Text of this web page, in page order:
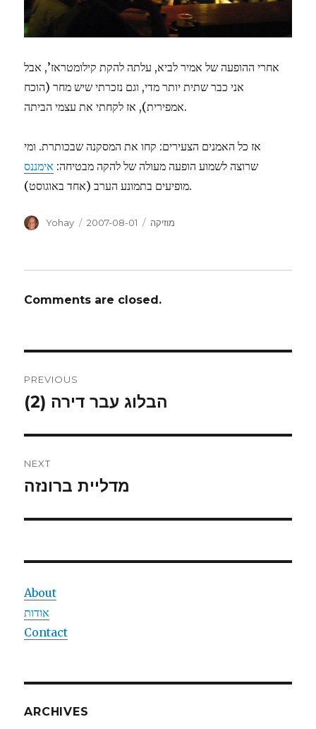
אחרי ההופעה של אמיר לביא, עלתה להקת קילומטראז’, אבל
אני כבר שתית יותר מדי, וגם נזכרתי שיש מחר (הוכח
אמפירית), אז לקחתי את עצמי הביתה.
אז כל האמנים הצעירים: קחו את המסקנה שבכותרת. ומי
שרוצה לשמוע הופעה מעולה של להקה מבטיחה: אימננס
מופיעים בתמונע הערב (אחד באוגוסט).
Author
Yohay
Posted
2007-08-01 Categories
מוזיקה
Comments are closed.
navigation
PREVIOUS
Previous
הבלוג עבר דירה (2)
NEXT
Next
מדליית ברונזה
About
אודות
Contact
ARCHIVES